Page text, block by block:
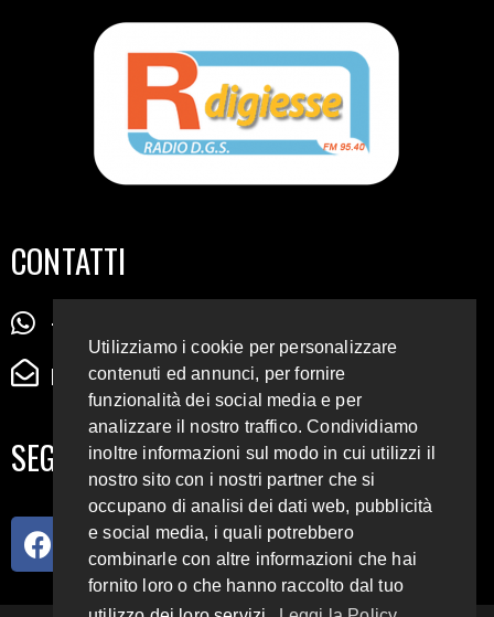
CONTATTI
+39 345 72 72 88 5
radiodigiesse@gmail.com
SEGUICI SUI SOCIAL
Utilizziamo i cookie per personalizzare
contenuti ed annunci, per fornire
funzionalità dei social media e per
analizzare il nostro traffico. Condividiamo
inoltre informazioni sul modo in cui utilizzi il
nostro sito con i nostri partner che si
occupano di analisi dei dati web, pubblicità
e social media, i quali potrebbero
combinarle con altre informazioni che hai
fornito loro o che hanno raccolto dal tuo